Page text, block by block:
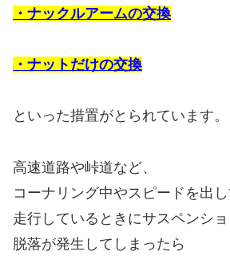
・ナックルアームの交換
・ナットだけの交換
といった措置がとられています。
高速道路や峠道など、
コーナリング中やスピードを出し
走行しているときにサスペンシ
脱落が発生してしまったら